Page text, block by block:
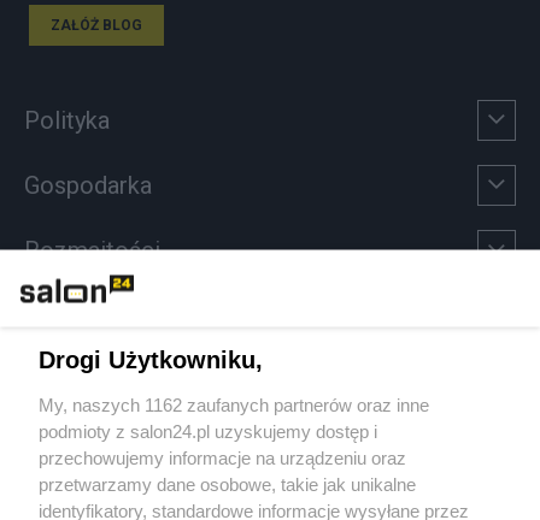
ZAŁÓŻ BLOG
Polityka
Gospodarka
Rozmaitości
Sport
Społeczeństwo
Kultura
Drogi Użytkowniku,
My, naszych 1162 zaufanych partnerów oraz inne
podmioty z salon24.pl uzyskujemy dostęp i
przechowujemy informacje na urządzeniu oraz
przetwarzamy dane osobowe, takie jak unikalne
identyfikatory, standardowe informacje wysyłane przez